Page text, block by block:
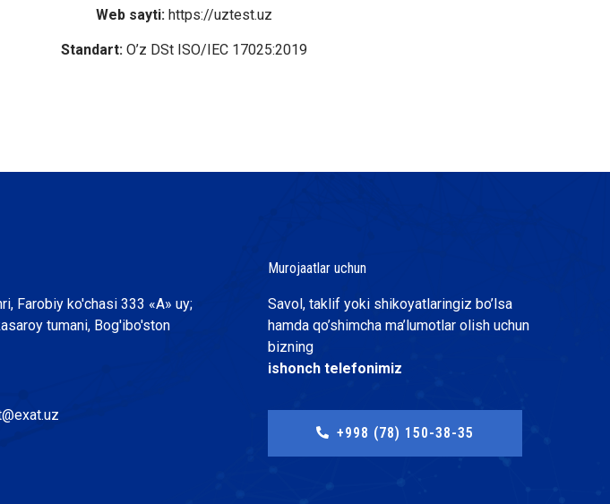
Web sayti:https://uztest.uz
Standart:O’z DSt ISO/IEC 17025:2019
Farobiy ko'chasi 333 «А» uy;
tumani, Bog'ibo'ston
Murojaatlar uchun
Savol, taklif yoki shikoyatlaringiz bo’lsa
hamda qo’shimcha ma’lumotlar olish uchun
bizning
ishonch telefonimiz
+998 (78) 150-38-35